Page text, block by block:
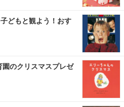
どもと観よう！おす
園のクリスマスプレゼ